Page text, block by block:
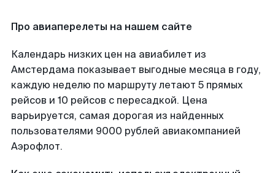
Про авиаперелеты на нашем сайте
Календарь низких цен на авиабилет из
Амстердама показывает выгодные месяца в году,
каждую неделю по маршруту летают 5 прямых
рейсов и 10 рейсов с пересадкой. Цена
варьируется, самая дорогая из найденных
пользователями 9000 рублей авиакомпанией
Аэрофлот.